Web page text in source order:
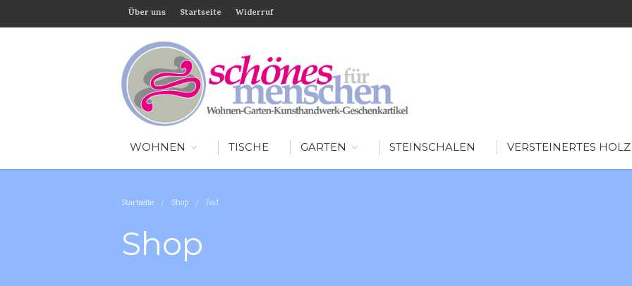
Über uns Startseite Widerruf
WOHNEN TISCHE GARTEN STEINSCHALEN VERSTEINERTES HOLZ
Startseite / Shop / Bad
Shop